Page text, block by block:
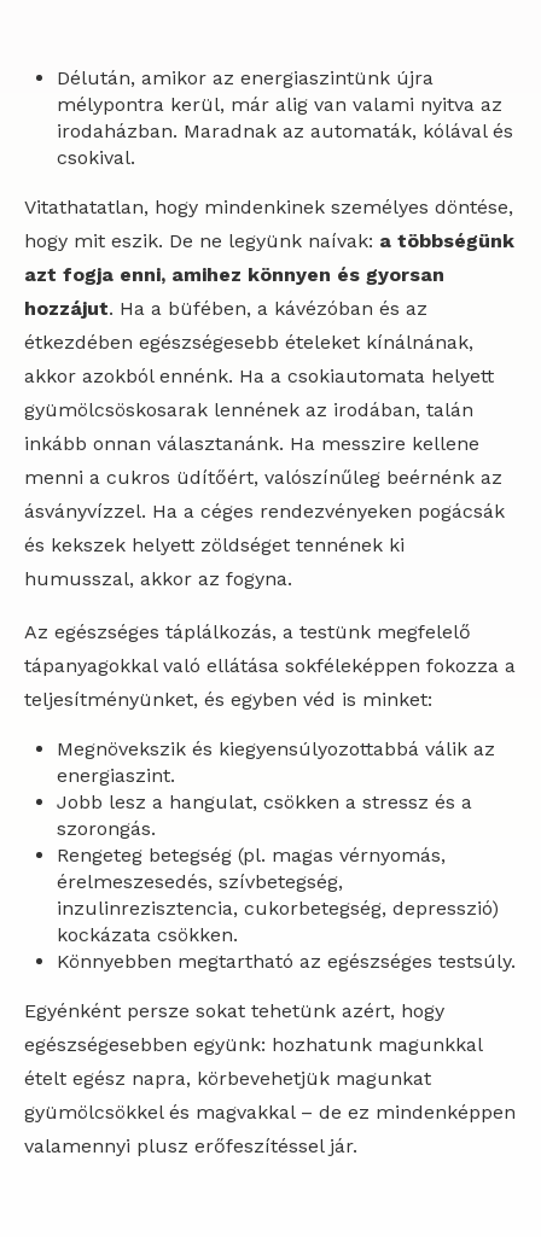
Délután, amikor az energiaszintünk újra
mélypontra kerül, már alig van valami nyitva az
irodaházban. Maradnak az automaták, kólával és
csokival.
Vitathatatlan, hogy mindenkinek személyes döntése,
hogy mit eszik. De ne legyünk naívak: a többségünk
azt fogja enni, amihez könnyen és gyorsan
hozzájut. Ha a büfében, a kávézóban és az
étkezdében egészségesebb ételeket kínálnának,
akkor azokból ennénk. Ha a csokiautomata helyett
gyümölcsöskosarak lennének az irodában, talán
inkább onnan választanánk. Ha messzire kellene
menni a cukros üdítőért, valószínűleg beérnénk az
ásványvízzel. Ha a céges rendezvényeken pogácsák
és kekszek helyett zöldséget tennének ki
humusszal, akkor az fogyna.
Az egészséges táplálkozás, a testünk megfelelő
tápanyagokkal való ellátása sokféleképpen fokozza a
teljesítményünket, és egyben véd is minket:
Megnövekszik és kiegyensúlyozottabbá válik az
energiaszint.
Jobb lesz a hangulat, csökken a stressz és a
szorongás.
Rengeteg betegség (pl. magas vérnyomás,
érelmeszesedés, szívbetegség,
inzulinrezisztencia, cukorbetegség, depresszió)
kockázata csökken.
Könnyebben megtartható az egészséges testsúly.
Egyénként persze sokat tehetünk azért, hogy
egészségesebben együnk: hozhatunk magunkkal
ételt egész napra, körbevehetjük magunkat
gyümölcsökkel és magvakkal – de ez mindenképpen
valamennyi plusz erőfeszítéssel jár.